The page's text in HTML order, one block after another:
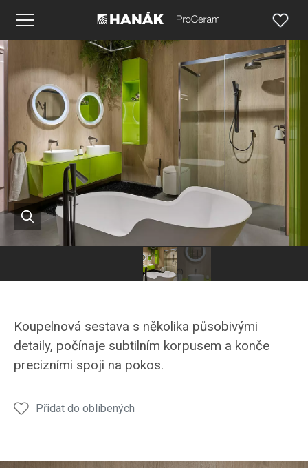
koupelna
NOVA
koupelna
NOVA
koupelnové
Koupelnová sestava s několika působivými
detaily, počínaje subtilním korpusem a konče
precizními spoji na pokos.
Přidat do oblíbených